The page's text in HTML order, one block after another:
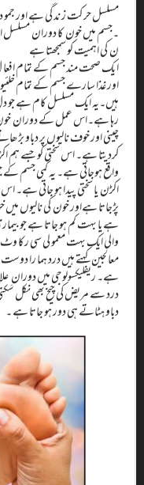
مسلسل حر کت ز ند گی ہے اور
۔جسم میں خون کا دوران مسلسل
ن کی اہمیت کو سمجھتا ہے
ا یک صحت مند جسم کے تمام افعا
اور غذا سارے جسم کے تمام
ہیں۔یہ ایک مسلسل کام ہے جو
رہا ہے۔اس عمل کے دوران خون
چینی اور خوف نالیوں پر دباو بڑ
کردیتا ہے۔ اس سختی کو جسے ہم
واقع ہوجاتی ہے۔ یہ کمی جسم
اکڑن یا سختی پیدا ہو جاتی ہے۔
پڑجاتا ہےاور خون کی نالیوں میں
ہے یا بہت کم ہو جاتا ہے جو
والی ایک بہت معمو لی سی رکا وٹ
معالجین کہتے ہیں درد ہما را
ہے۔ ریفلیکسولوجی میں دوران
درد سے مریض کی چیخ بھی نکل
دباو ہٹاتے ہی دور ہو جاتا ہے ۔